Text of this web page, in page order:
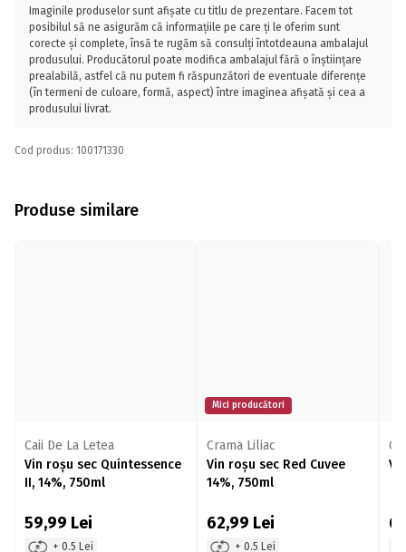
Imaginile produselor sunt afișate cu titlu de prezentare. Facem tot
posibilul să ne asigurăm că informațiile pe care ți le oferim sunt
corecte și complete, însă te rugăm să consulți întotdeauna ambalajul
produsului. Producătorul poate modifica ambalajul fără o înștiințare
prealabilă, astfel că nu putem fi răspunzători de eventuale diferențe
(în termeni de culoare, formă, aspect) între imaginea afișată și cea a
produsului livrat.
Cod produs: 100171330
Produse similare
Caii De La Letea
Vin roșu sec Quintessence
II, 14%, 750ml
59,99 Lei
+ 0.5 Lei
Mici producători
Crama Liliac
Vin roșu sec Red Cuvee
14%, 750ml
62,99 Lei
+ 0.5 Lei